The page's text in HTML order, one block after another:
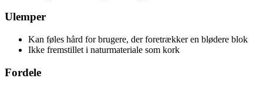
Ulemper
Kan føles hård for brugere, der foretrækker en blødere blok
Ikke fremstillet i naturmateriale som kork
Fordele